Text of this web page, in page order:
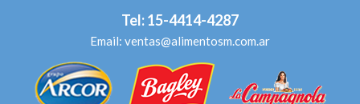
Tel: 15-4414-4287
Email: ventas@alimentosm.com.ar